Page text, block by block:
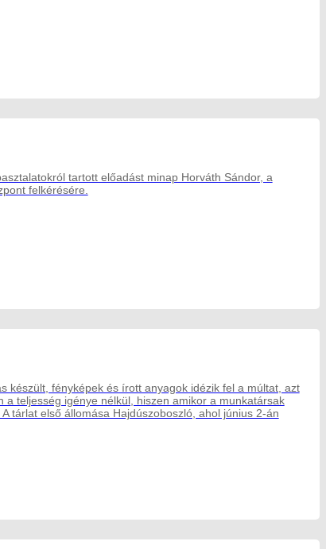
tartott előadást minap Horváth Sándor, a
felkérésére.
készült, fényképek és írott anyagok idézik fel a múltat, azt
teljesség igénye nélkül, hiszen amikor a munkatársak
tárlat első állomása Hajdúszoboszló, ahol június 2-án